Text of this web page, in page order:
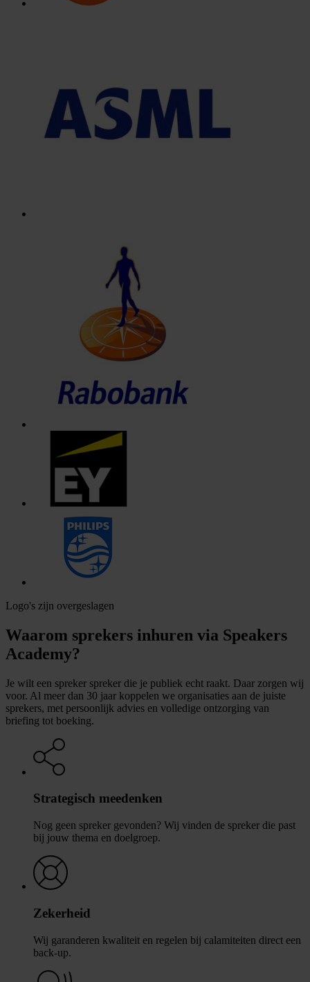
Logo's zijn overgeslagen
Waarom sprekers inhuren via Speakers
Academy?
Je wilt een spreker spreker die je publiek echt raakt. Daar zorgen wij
voor. Al meer dan 30 jaar koppelen we organisaties aan de juiste
sprekers, met persoonlijk advies en volledige ontzorging van
briefing tot boeking.
Strategisch meedenken
Nog geen spreker gevonden? Wij vinden de spreker die past
bij jouw thema en doelgroep.
Zekerheid
Wij garanderen kwaliteit en regelen bij calamiteiten direct een
back-up.